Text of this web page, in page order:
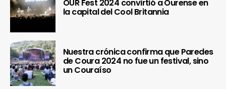
OUR Fest 2024 convirtió a Ourense en
la capital del Cool Britannia
Nuestra crónica confirma que Paredes
de Coura 2024 no fue un festival, sino
un Couraíso